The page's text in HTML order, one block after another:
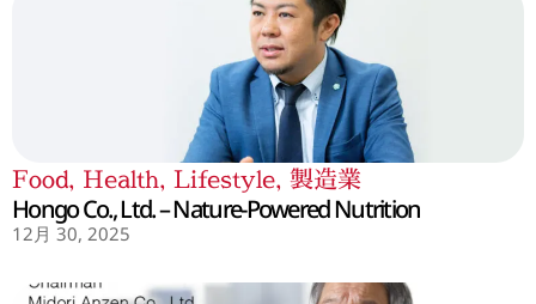
Food, Health, Lifestyle, 製造業
Hongo Co., Ltd. – Nature-Powered Nutrition
12月 30, 2025